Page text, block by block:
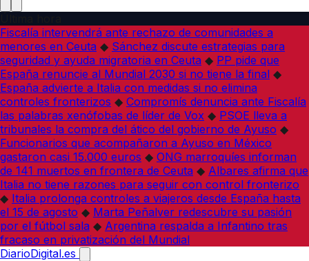
Fiscalía intervendrá ante rechazo de comunidades a
menores en Ceuta ◆ Sánchez discute estrategias para
seguridad y ayuda migratoria en Ceuta ◆ PP pide que
España renuncie al Mundial 2030 si no tiene la final ◆
España advierte a Italia con medidas si no elimina
controles fronterizos ◆ Compromís denuncia ante Fiscalía
las palabras xenófobas de líder de Vox ◆ PSOE lleva a
tribunales la compra del ático del gobierno de Ayuso ◆
Funcionarios que acompañaron a Ayuso en México
gastaron casi 15.000 euros ◆ ONG marroquíes informan
de 141 muertos en frontera de Ceuta ◆ Albares afirma que
Italia no tiene razones para seguir con control fronterizo
◆ Italia prolonga controles a viajeros desde España hasta
el 15 de agosto ◆ Marta Peñalver redescubre su pasión
por el fútbol sala ◆ Argentina respalda a Infantino tras
fracaso en privatización del Mundial
DiarioDigital.es